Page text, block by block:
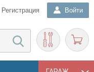
Регистрация Войти